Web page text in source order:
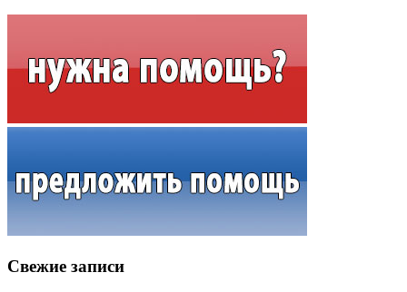
Свежие записи